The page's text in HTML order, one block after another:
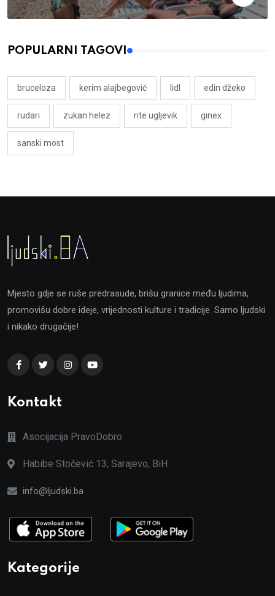
POPULARNI TAGOVI
bruceloza kerim alajbegović lidl edin džeko
rudari zukan helez rite ugljevik ginex
sanski most
Mjesto gdje se ruše predrasude, brišu granice među ljudima,
promovišu dobre ideje, vrijednosti kulture i tradicije. Samo ljudski
i nikako drugačije!
Kontakt
Asocijacija PravoDobro
Habibe Stočević 13, Sarajevo, BiH
info@ljudski.ba
Kategorije